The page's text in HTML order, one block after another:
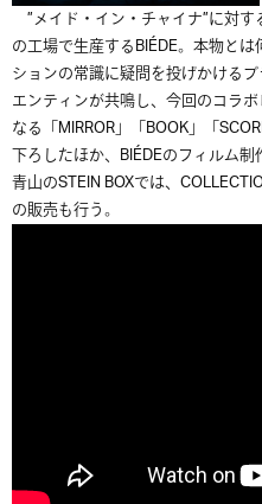
”メイド・イン・チャイナ”に対
の工場で生産するBIÉDE。本物と
ションの常識に疑問を投げかける
エンティンが共鳴し、今回のコラ
なる「MIRROR」「BOOK」「
下ろしたほか、BIÉDEのフィルム
青山のSTEIN BOXでは、
の販売も行う。